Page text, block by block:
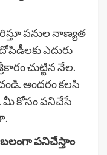
పనుల నాణ్యత
ఎదురు
చుట్టిన నేల.
అందరం కలసి
మీ కోసం పనిచేసే
పనిచేస్తాం